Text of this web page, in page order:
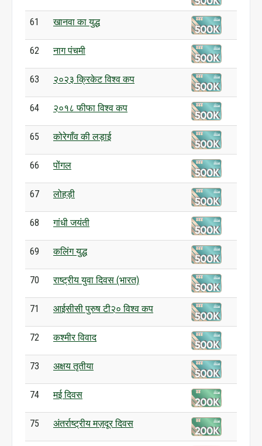
61 खानवा का युद्ध
62 नाग पंचमी
63 २०२३ क्रिकेट विश्व कप
64 २०१८ फीफा विश्व कप
65 कोरेगाँव की लड़ाई
66 पोंगल
67 लोहड़ी
68 गांधी जयंती
69 कलिंग युद्ध
70 राष्ट्रीय युवा दिवस (भारत)
71 आईसीसी पुरुष टी२० विश्व कप
72 कश्मीर विवाद
73 अक्षय तृतीया
74 मई दिवस
75 अंतर्राष्ट्रीय मज़दूर दिवस